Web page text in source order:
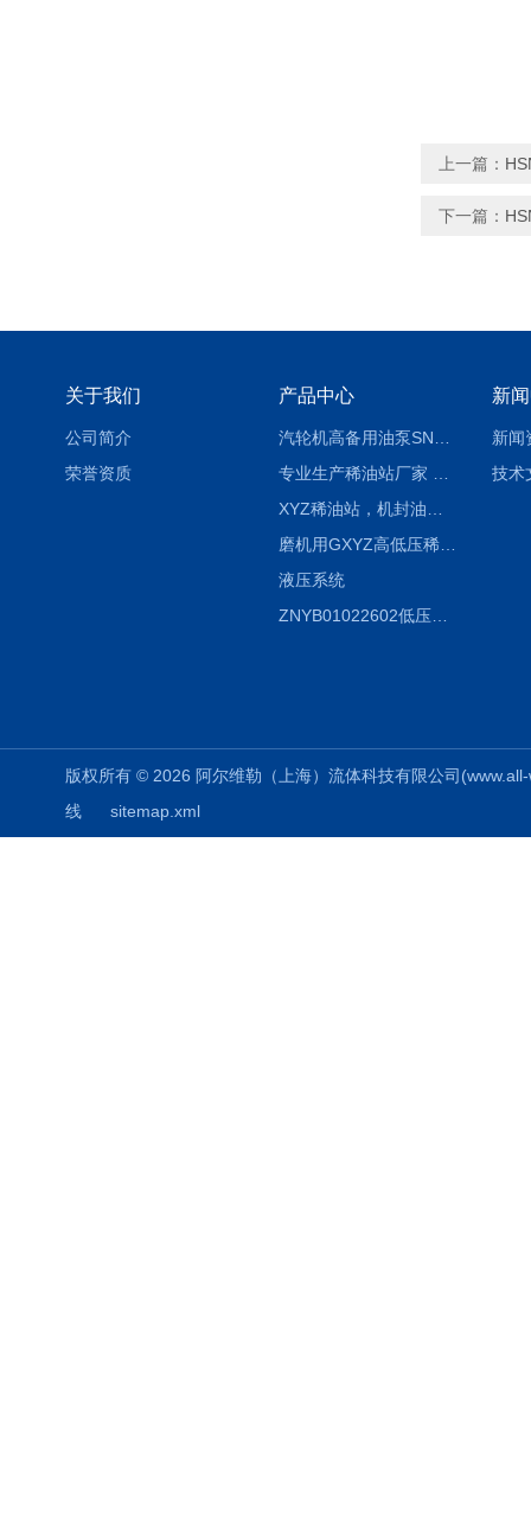
上一篇：
下一篇：
关于我们
公司简介
荣誉资质
产品中心
磨机用GXYZ高低压稀油站，静压油润滑系统
液压系统
ZNYB01022602低压螺杆泵
新
新闻
技术
版权所有 © 2026 阿尔维勒（上海）流体科技有限公司
线
sitemap.xml